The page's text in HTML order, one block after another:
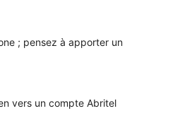
; pensez à apporter un
vers un compte Abritel